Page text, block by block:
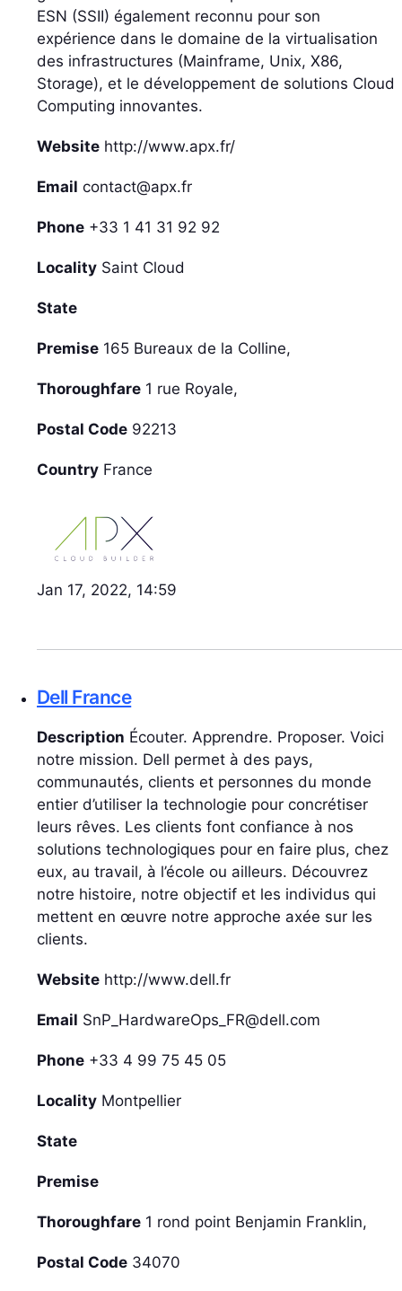
ESN (SSII) également reconnu pour son
expérience dans le domaine de la virtualisation
des infrastructures (Mainframe, Unix, X86,
Storage), et le développement de solutions Cloud
Computing innovantes.
Website http://www.apx.fr/
Email contact@apx.fr
Phone +33 1 41 31 92 92
Locality Saint Cloud
State
Premise 165 Bureaux de la Colline,
Thoroughfare 1 rue Royale,
Postal Code 92213
Country France
Jan 17, 2022, 14:59
Dell France
Description Écouter. Apprendre. Proposer. Voici
notre mission. Dell permet à des pays,
communautés, clients et personnes du monde
entier d’utiliser la technologie pour concrétiser
leurs rêves. Les clients font confiance à nos
solutions technologiques pour en faire plus, chez
eux, au travail, à l’école ou ailleurs. Découvrez
notre histoire, notre objectif et les individus qui
mettent en œuvre notre approche axée sur les
clients.
Website http://www.dell.fr
Email SnP_HardwareOps_FR@dell.com
Phone +33 4 99 75 45 05
Locality Montpellier
State
Premise
Thoroughfare 1 rond point Benjamin Franklin,
Postal Code 34070